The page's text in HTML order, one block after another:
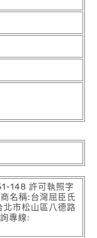
148 許可執照字
名稱:台灣屈臣氏
市松山區八德路
專線: